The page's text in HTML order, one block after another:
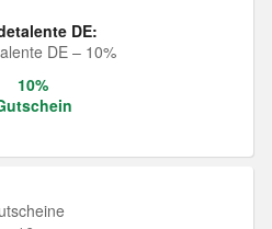
DE:
DE – 10%
10%